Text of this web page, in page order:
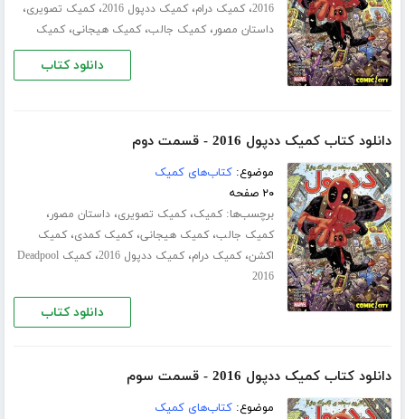
2016،کمیک درام،کمیک ددپول 2016 ،کمیک تصویری،
داستان مصور،کمیک جالب،کمیک هیجانی،کمیک
دانلود کتاب
دانلود کتاب کمیک ددپول 2016 - قسمت دوم
موضوع:کتاب‌های کمیک
۲۰ صفحه
برچسب‌ها:کمیک،کمیک تصویری،داستان مصور،
کمیک جالب،کمیک هیجانی،کمیک کمدی،کمیک
اکشن،کمیک درام،کمیک ددپول 2016 ،
کمیک Deadpool
2016
دانلود کتاب
دانلود کتاب کمیک ددپول 2016 - قسمت سوم
موضوع:کتاب‌های کمیک